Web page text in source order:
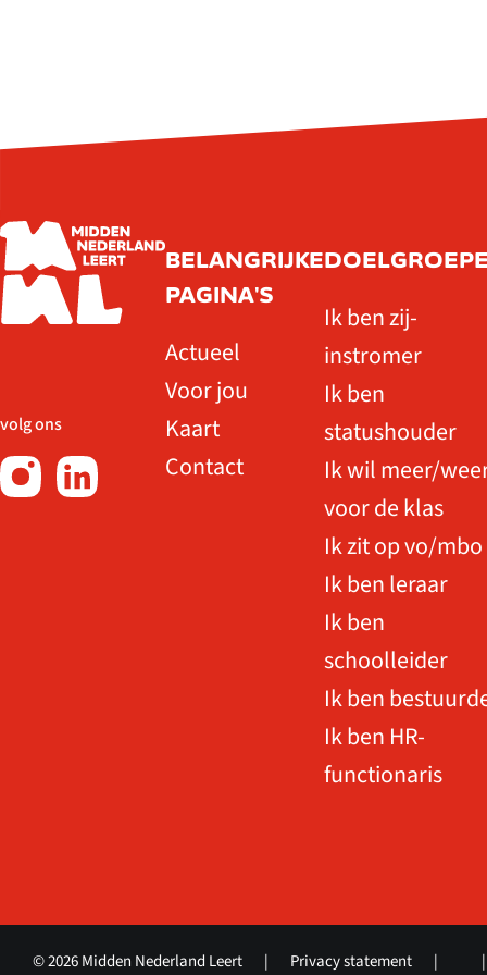
volg ons
BELANGRIJKE
PAGINA'S
Actueel
Voor jou
Kaart
Contact
Ik ben zij-
instromer
Ik ben
statushouder
Ik wil meer/
voor de klas
Ik zit op vo/mbo
Ik ben leraar
Ik ben
schoolleider
Ik ben
Ik ben HR-
functionaris
© 2026 Midden Nederland Leert | Privacy statement | |